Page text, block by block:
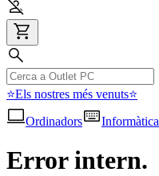
⭐Els nostres més venuts⭐
Ordinadors
Informàtica
Error intern.